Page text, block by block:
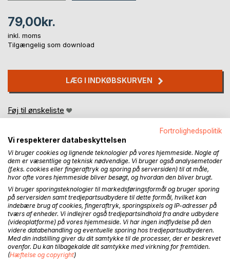
79,00kr.
inkl. moms
Tilgængelig som download
LÆG I INDKØBSKURVEN
Føj til ønskeliste
Anmeld titel
BESKRIVELSE
Hverdagsbilleder og overraskelser - At finde sin(e)
plads(er) og sig selv i tilværelsen – Med en Søborgdreng
årgang 1945.
Undres over forstandens og kroppens forunderlige, og
Fortrolighedspolitik
Vi respekterer databeskyttelsen
Vi bruger cookies og lignende teknologier på vores hjemmeside. Nogle af
dem er væsentlige og teknisk nødvendige. Vi bruger også analysemetoder
(f.eks. cookies eller fingeraftryk og sporing på serversiden) til at måle,
hvor ofte vores hjemmeside bliver besøgt, og hvordan den bliver brugt.
Vi bruger sporingsteknologier til markedsføringsformål og bruger sporing
på serversiden samt tredjepartsudbydere til dette formål, hvilket kan
indebære brug af cookies, fingeraftryk, sporingspixels og IP-adresser på
tværs af enheder. Vi indlejrer også tredjepartsindhold fra andre udbydere
(videoplatforme) på vores hjemmeside. Vi har ingen indflydelse på den
videre databehandling og eventuelle sporing hos tredjepartsudbyderen.
Med din indstilling giver du dit samtykke til de processer, der er beskrevet
ovenfor. Du kan tilbagekalde dit samtykke med virkning for fremtiden.
(Hæftelse og copyright)